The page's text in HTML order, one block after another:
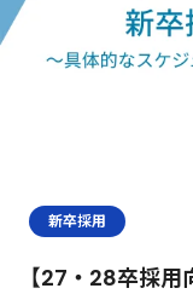
新卒採用
【27・28卒採用